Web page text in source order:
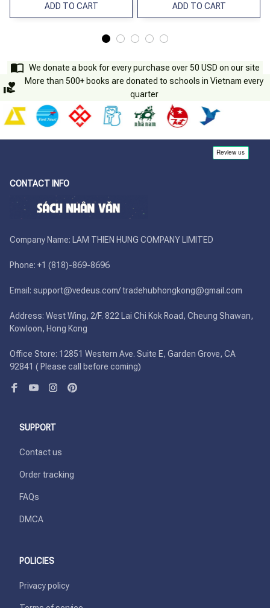
ADD TO CART ADD TO CART
We donate a book for every purchase over 50 USD on our site
More than 500+ books are donated to schools in Vietnam every
quarter
CONTACT INFO
Company Name: LAM THIEN HUNG COMPANY LIMITED
Phone: +1 (818)-869-8696
Email: support@vedeus.com/ tradehubhongkong@gmail.com
Address: West Wing, 2/F. 822 Lai Chi Kok Road, Cheung Shawan,
Kowloon, Hong Kong
Office Store: 12851 Western Ave. Suite E, Garden Grove, CA
92841 ( Please call before coming)
SUPPORT
Contact us
Order tracking
FAQs
DMCA
POLICIES
Privacy policy